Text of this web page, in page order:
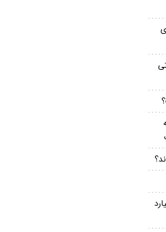
قطعی ۹.۸ میلیارد